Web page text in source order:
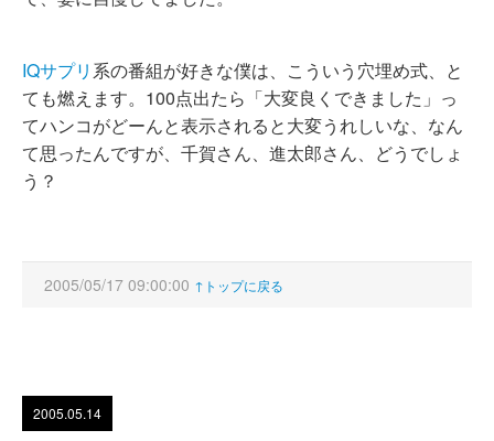
IQサプリ 系の番組が好きな僕は、こういう穴埋め式、と
ても燃えます。100点出たら「大変良くできました」っ
てハンコがどーんと表示されると大変うれしいな、なん
て思ったんですが、千賀さん、進太郎さん、どうでしょ
う？
2005/05/17 09:00:00 ↑トップに戻る
2005.05.14